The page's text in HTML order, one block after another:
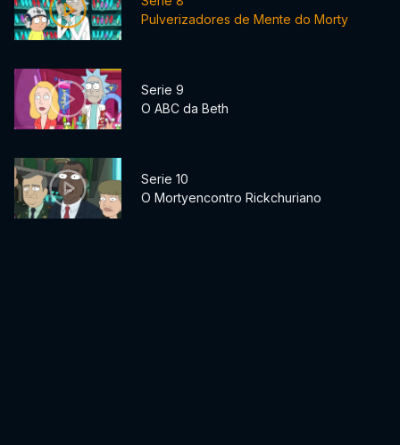
Pulverizadores de Mente do Morty
Serie 9
O ABC da Beth
Serie 10
O Mortyencontro Rickchuriano